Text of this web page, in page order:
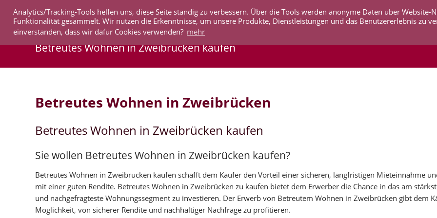
Analytics/Tracking-Tools helfen uns, diese Seite ständig zu verbessern. Über die Tools werden anonyme Daten über Website-
Funktionalität gesammelt. Wir nutzen die Erkenntnisse, um unsere Produkte, Dienstleistungen und das Benutzererlebnis zu
einverstanden, dass wir dafür Cookies verwenden? mehr
IMMOBILIEN AKTUELLES UNTERNEHMEN SERVICE
Betreutes Wohnen in Zweibrücken kaufen
Betreutes Wohnen in Zweibrücken
Betreutes Wohnen in Zweibrücken kaufen
Sie wollen Betreutes Wohnen in Zweibrücken kaufen?
Betreutes Wohnen in Zweibrücken kaufen schafft dem Käufer den Vorteil einer sicheren, langfristigen Mieteinnahme
mit einer guten Rendite. Betreutes Wohnen in Zweibrücken zu kaufen bietet dem Erwerber die Chance in das am
und nachgefragteste Wohnungssegment zu investieren. Der Erwerb von Betreutem Wohnen in Zweibrücken gibt dem
Möglichkeit, von sicherer Rendite und nachhaltiger Nachfrage zu profitieren.